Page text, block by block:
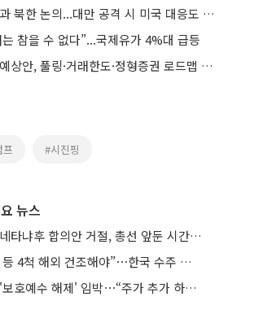
트럼프 “시진핑과 북한 논의...대만 공격 시 미국 대응도 물어”
참을 수 없다”...국제유가 4%대 급등
STO 하위법규 예상안, 풀링·거래한도·정형증권 로드맵 제시
프 #시진핑
뉴스
타냐후 합의안 거절, 총선 앞둔 시간 끌기”
백악관 “전투함 등 4척 해외 건조해야”⋯한국 수주 기대
스페이스X 1차 '보호예수 해제' 임박⋯“주가 추가 하락 가능성”